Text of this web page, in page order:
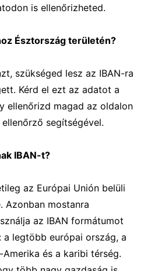
is ellenőrizheted.
Észtország területén?
szükséged lesz az IBAN-ra
Kérd el ezt az adatot a
ellenőrizd magad az oldalon
segítségével.
IBAN-t?
az Európai Unión belüli
Azonban mostanra
az IBAN formátumot
legtöbb európai ország, a
és a karibi térség.